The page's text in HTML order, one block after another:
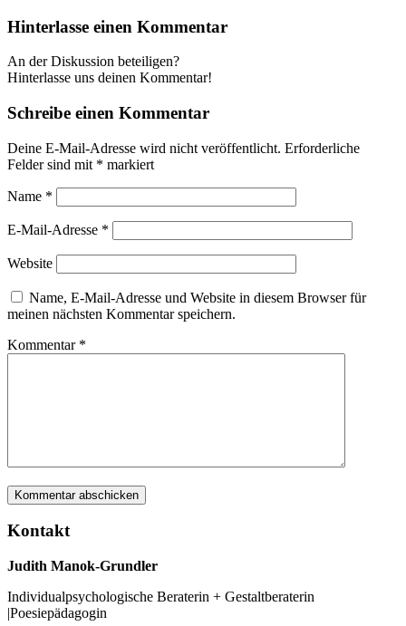
Hinterlasse einen Kommentar
An der Diskussion beteiligen?
Hinterlasse uns deinen Kommentar!
Schreibe einen Kommentar
Deine E-Mail-Adresse wird nicht veröffentlicht. Erforderliche
Felder sind mit * markiert
Name *
E-Mail-Adresse *
Website
Name, E-Mail-Adresse und Website in diesem Browser für
meinen nächsten Kommentar speichern.
Kommentar *
Kontakt
Judith Manok-Grundler
Individualpsychologische Beraterin + Gestaltberaterin
|Poesiepädagogin